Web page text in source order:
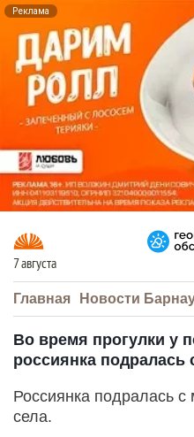
Реклама
7 августа
Главная Новости
Во время прогулки у
россиянка подралась
Россиянка подралась
села.